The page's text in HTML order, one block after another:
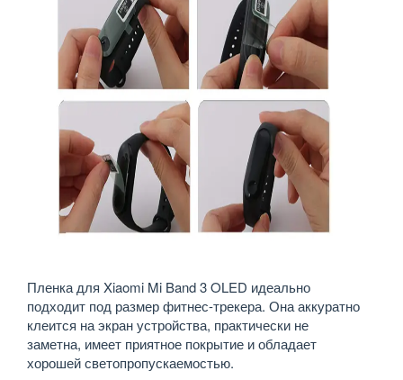
Пленка для Xiaomi Mi Band 3 OLED идеально
подходит под размер фитнес-трекера. Она аккуратно
клеится на экран устройства, практически не
заметна, имеет приятное покрытие и обладает
хорошей светопропускаемостью.